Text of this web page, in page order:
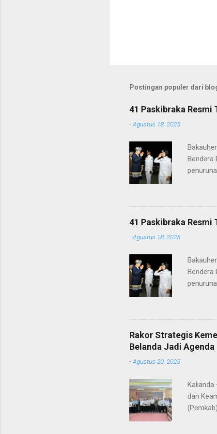
Postingan populer dari
41 Paskibraka Resmi
-Agustus 18, 2025
Bendera
ke-80
terima
Gunung
41 Paskibraka Resmi
-Agustus 18, 2025
Bendera
ke-80
terima
orang
Rakor Strategis
Belanda Jadi
-Agustus 20, 2025
Kalianda
dan